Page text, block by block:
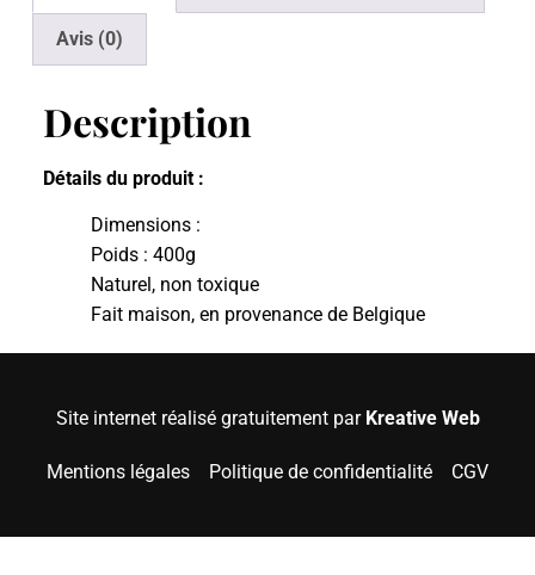
Avis (0)
Description
Détails du produit :
Dimensions :
Poids : 400g
Naturel, non toxique
Fait maison, en provenance de Belgique
Site internet réalisé gratuitement par Kreative Web
Mentions légales Politique de confidentialité CGV